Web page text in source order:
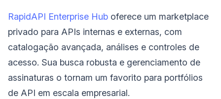
RapidAPI Enterprise Hub oferece um marketplace
privado para APIs internas e externas, com
catalogação avançada, análises e controles de
acesso. Sua busca robusta e gerenciamento de
assinaturas o tornam um favorito para portfólios
de API em escala empresarial.